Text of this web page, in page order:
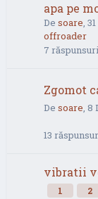
apa pe
De soare,
offroader
7 răspunsuri
Zgomot
De soare, 8
13
vibratii
1 2